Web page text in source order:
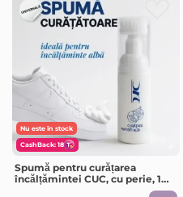
Nu este în stock
CashBack: 18
Spumă pentru curățarea
încălțămintei CUC, cu perie, 100